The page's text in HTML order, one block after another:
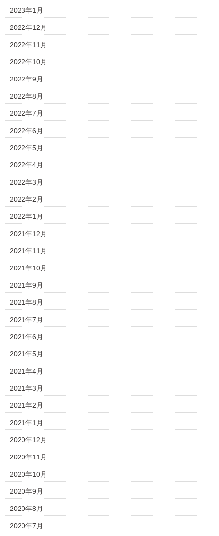
2023年1月
2022年12月
2022年11月
2022年10月
2022年9月
2022年8月
2022年7月
2022年6月
2022年5月
2022年4月
2022年3月
2022年2月
2022年1月
2021年12月
2021年11月
2021年10月
2021年9月
2021年8月
2021年7月
2021年6月
2021年5月
2021年4月
2021年3月
2021年2月
2021年1月
2020年12月
2020年11月
2020年10月
2020年9月
2020年8月
2020年7月